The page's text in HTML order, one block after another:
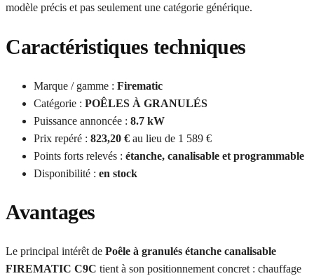
modèle précis et pas seulement une catégorie générique.
Caractéristiques techniques
Marque / gamme : Firematic
Catégorie : POÊLES À GRANULÉS
Puissance annoncée : 8.7 kW
Prix repéré : 823,20 € au lieu de 1 589 €
Points forts relevés : étanche, canalisable et programmable
Disponibilité : en stock
Avantages
Le principal intérêt de Poêle à granulés étanche canalisable
FIREMATIC C9C tient à son positionnement concret : chauffage